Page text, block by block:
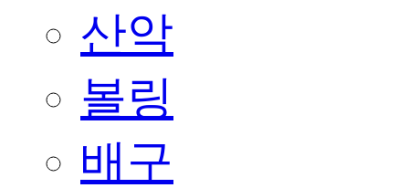
산악
볼링
배구